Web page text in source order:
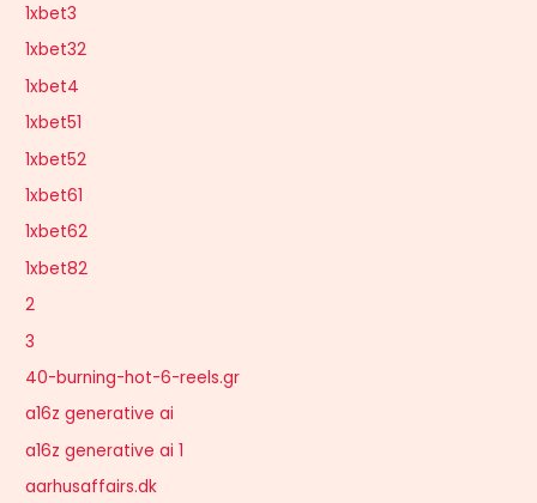
1xbet3
1xbet32
1xbet4
1xbet51
1xbet52
1xbet61
1xbet62
1xbet82
2
3
40-burning-hot-6-reels.gr
a16z generative ai
a16z generative ai 1
aarhusaffairs.dk